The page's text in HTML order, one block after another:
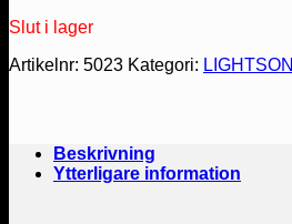
priset
var:
är:
Slut i lager
Artikelnr: 5023 Kategori: LIGHTSON
Beskrivning
Ytterligare information